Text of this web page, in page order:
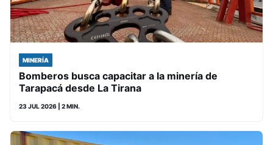
MINERÍA
Bomberos busca capacitar a la minería de
Tarapacá desde La Tirana
23 JUL 2026 | 2 MIN.